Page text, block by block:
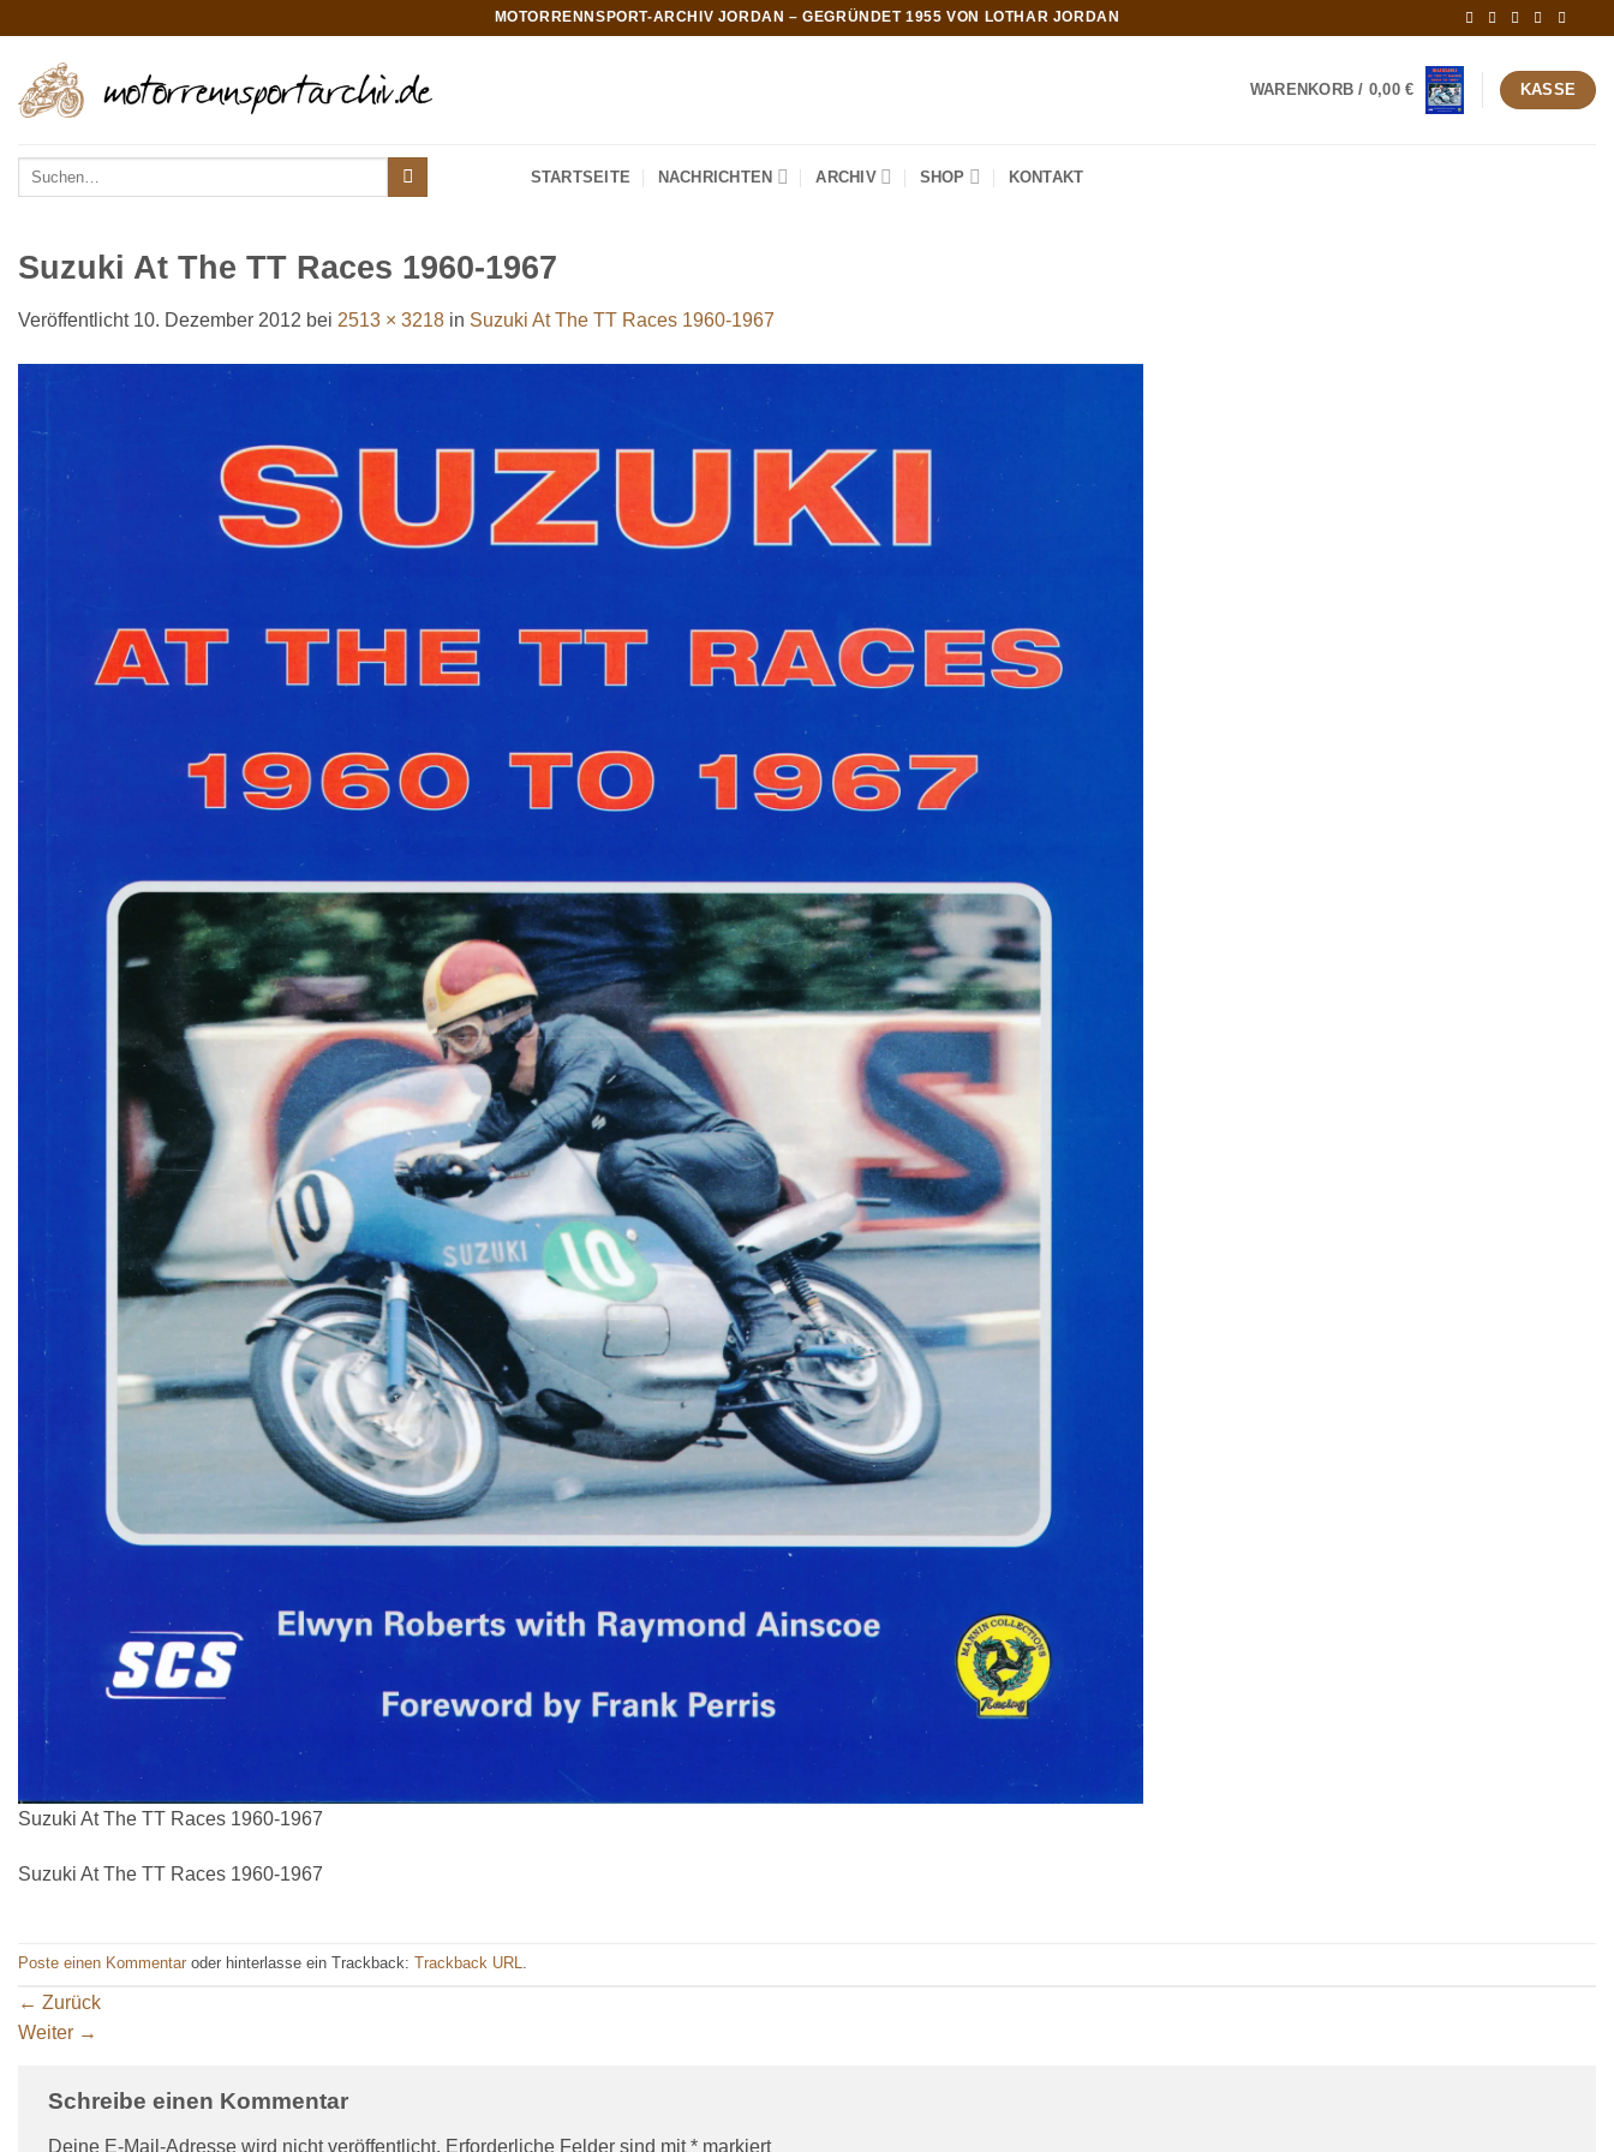
springen
MOTORRENNSPORT-ARCHIV JORDAN – GEGRÜNDET 1955 VON LOTHAR JORDAN
WARENKORB / 0,00€ KASSE
Suchen
STARTSEITE NACHRICHTEN ARCHIV SHOP KONTAKT
Suzuki At The TT Races 1960-1967
Veröffentlicht 10. Dezember 2012 bei 2513 × 3218 in Suzuki At The TT Races 1960-1967
Suzuki At The TT Races 1960-1967
Suzuki At The TT Races 1960-1967
Poste einen Kommentar oder hinterlasse ein Trackback: Trackback URL.
← Zurück
Weiter →
Schreibe einen Kommentar
Deine E-Mail-Adresse wird nicht veröffentlicht. Erforderliche Felder sind mit* markiert